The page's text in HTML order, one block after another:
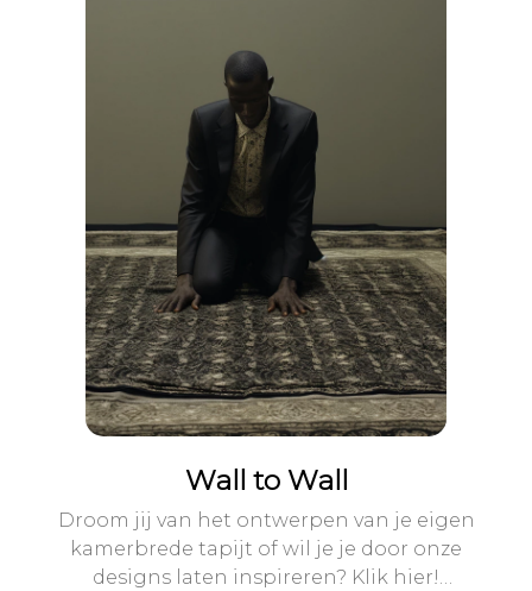
Wall to Wall
Droom jij van het ontwerpen van je eigen
kamerbrede tapijt of wil je je door onze
designs laten inspireren? Klik hier!